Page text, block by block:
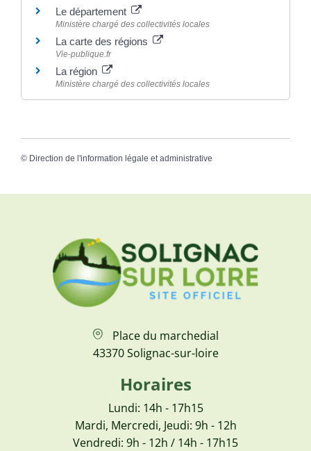
Le département
Ministère chargé des collectivités locales
La carte des régions
Vie-publique.fr
La région
Ministère chargé des collectivités locales
© Direction de l'information légale et administrative
Place du marchedial
43370 Solignac-sur-loire
Horaires
Lundi: 14h - 17h15
Mardi, Mercredi, Jeudi: 9h - 12h
Vendredi: 9h - 12h / 14h - 17h15